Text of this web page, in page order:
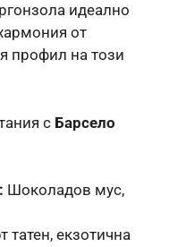
идеално
от
профил на този
с Барсело
Шоколадов мус,
татен, екзотична